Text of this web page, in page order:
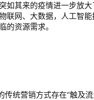
如其来的疫情进一步放大
联网、大数据，人工智
的资源需求。
传统营销方式存在“触及